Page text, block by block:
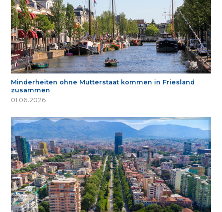
Minderheiten ohne Mutterstaat kommen in Friesland
zusammen
01.06.2026